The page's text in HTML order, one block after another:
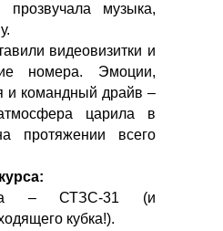
музыка,
видеовизитки и
номера. Эмоции,
и командный драйв –
царила в
протяжении всего
– СТЗС-31 (и
кубка!).